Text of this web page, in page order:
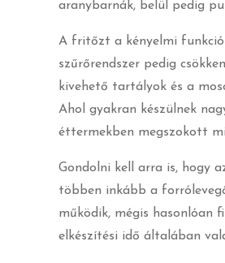
aranybarnák, belül pedig
A fritőzt a kényelmi
szűrőrendszer pedig
kivehető tartályok és a
Ahol gyakran készülnek
éttermekben megszokott
Gondolni kell arra is, hogy
többen inkább a
működik, mégis hasonlóan
elkészítési idő általában